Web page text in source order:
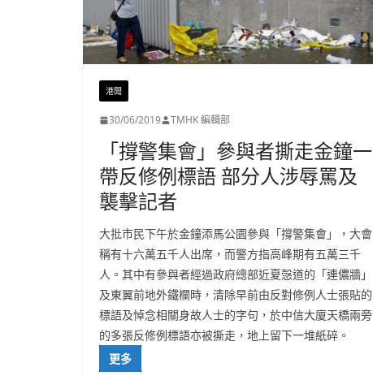
港聞
30/06/2019 TMHK 編輯部
「撐警集會」參與者撕走金鐘一
帶反修例標語 部分人涉辱罵及
襲擊記者
大批市民下午於金鐘添馬公園參與「撐警集會」，大會
稱有十六萬五千人出席，而警方指高峰期有五萬三千
人。其中有參與者經過政府總部近夏愨道的「連儂牆」
及東翼前地外鐵欄時，清除早前由反對修例人士張貼的
標語及悼念相關身故人士的字句，於中信大廈天橋兩旁
的多張反修例標語亦被撕走，地上留下一堆紙碎。
更多